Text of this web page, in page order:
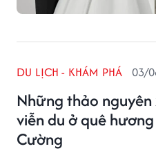
Những thảo
viễn du ở quê
Cường
DU LỊCH - KHÁM PHÁ 03/